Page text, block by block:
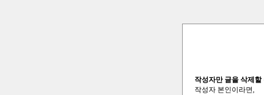
작성자만 글을 삭제할
작성자 본인이라면,